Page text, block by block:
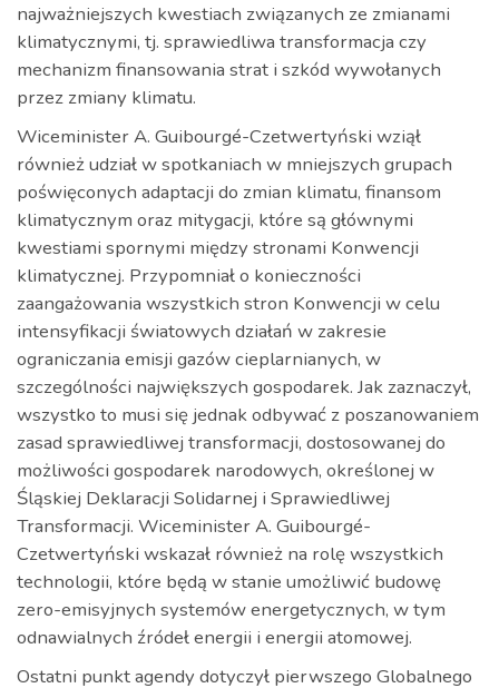
najważniejszych kwestiach związanych ze zmianami
klimatycznymi, tj. sprawiedliwa transformacja czy
mechanizm finansowania strat i szkód wywołanych
przez zmiany klimatu.
Wiceminister A. Guibourgé-Czetwertyński wziął
również udział w spotkaniach w mniejszych grupach
poświęconych adaptacji do zmian klimatu, finansom
klimatycznym oraz mitygacji, które są głównymi
kwestiami spornymi między stronami Konwencji
klimatycznej. Przypomniał o konieczności
zaangażowania wszystkich stron Konwencji w celu
intensyfikacji światowych działań w zakresie
ograniczania emisji gazów cieplarnianych, w
szczególności największych gospodarek. Jak zaznaczył,
wszystko to musi się jednak odbywać z poszanowaniem
zasad sprawiedliwej transformacji, dostosowanej do
możliwości gospodarek narodowych, określonej w
Śląskiej Deklaracji Solidarnej i Sprawiedliwej
Transformacji. Wiceminister A. Guibourgé-
Czetwertyński wskazał również na rolę wszystkich
technologii, które będą w stanie umożliwić budowę
zero-emisyjnych systemów energetycznych, w tym
odnawialnych źródeł energii i energii atomowej.
Ostatni punkt agendy dotyczył pierwszego Globalnego